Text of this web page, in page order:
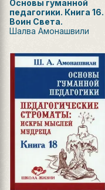
Основы гуманной
педагогики. Книга 16.
Воин Света.
Шалва Амонашвили